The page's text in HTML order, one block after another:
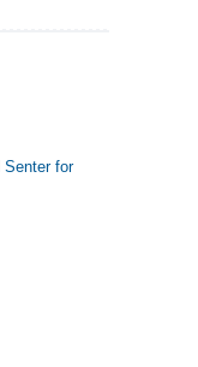
Senter for